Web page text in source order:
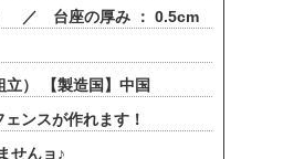
／ 台座の厚み ： 0.5cm
） 【製造国】中国
ンスが作れます！
せんョ♪